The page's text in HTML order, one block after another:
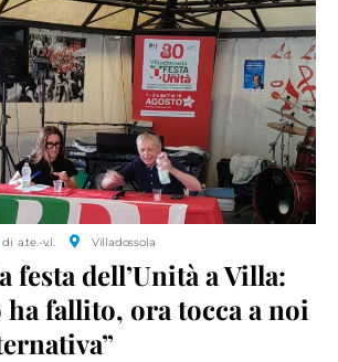
di a.te.-v.l. Villadossola
festa dell’Unità a Villa:
ha fallito, ora tocca a noi